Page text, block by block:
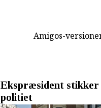
Amigos-
Ekspræsident stikker
politiet